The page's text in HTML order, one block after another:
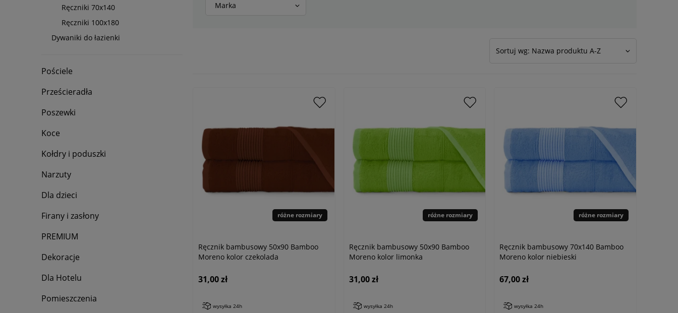
Ręczniki 70x140
Ręczniki 100x180
Dywaniki do łazienki
Pościele
Prześcieradła
Poszewki
Koce
Kołdry i poduszki
Narzuty
Dla dzieci
Firany i zasłony
PREMIUM
Dekoracje
Dla Hotelu
Pomieszczenia
Marka
Sortuj wg: Nazwa produktu A-Z
różne rozmiary
Ręcznik bambusowy 50x90 Bamboo
Moreno kolor czekolada
31,00 zł
wysyłka 24h
różne rozmiary
Ręcznik bambusowy 50x90 Bamboo
Moreno kolor limonka
31,00 zł
wysyłka 24h
różne rozmiary
Ręcznik bambusowy 70x140 Bamboo
Moreno kolor niebieski
67,00 zł
wysyłka 24h